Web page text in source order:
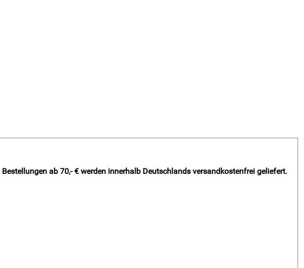
Bestellungen ab 70,- € werden innerhalb Deutschlands versandkostenfrei geliefert.